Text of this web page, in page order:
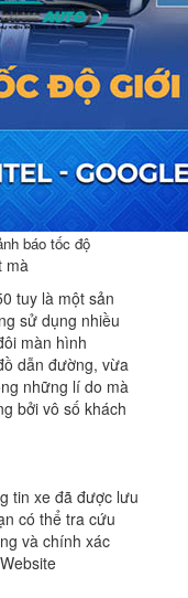
báo tốc độ
mà
tuy là một sản
sử dụng nhiều
màn hình
dẫn đường, vừa
những lí do mà
bởi vô số khách
tin xe đã được lưu
có thể tra cứu
và chính xác